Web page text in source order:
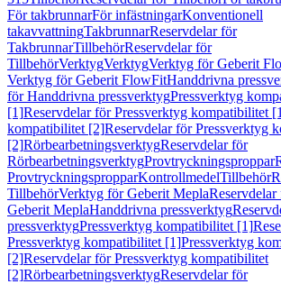
För takbrunnarFör infästningarKonventionell
takavvattningTakbrunnarReservdelar för
TakbrunnarTillbehörReservdelar för
TillbehörVerktygVerktygVerktyg för Geberit
Verktyg för Geberit FlowFitHanddrivna
för Handdrivna pressverktygPressverktyg
[1]Reservdelar för Pressverktyg kompatibilitet
kompatibilitet [2]Reservdelar för Pressverktyg
[2]RörbearbetningsverktygReservdelar för
RörbearbetningsverktygProvtryckningsproppar
ProvtryckningspropparKontrollmedelTillbehör
TillbehörVerktyg för Geberit Mepla
Geberit MeplaHanddrivna pressverktyg
pressverktygPressverktyg kompatibilitet [1]
Pressverktyg kompatibilitet [1]Pressverktyg
[2]Reservdelar för Pressverktyg kompatibilitet
[2]RörbearbetningsverktygReservdelar för